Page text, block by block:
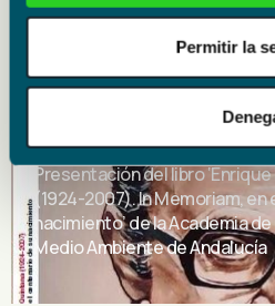
Permitir la
Literatura
Presentación del libro
(1924-2007). In Memoriam,
nacimiento’ de la Academia
Medio Ambiente de Andalucía